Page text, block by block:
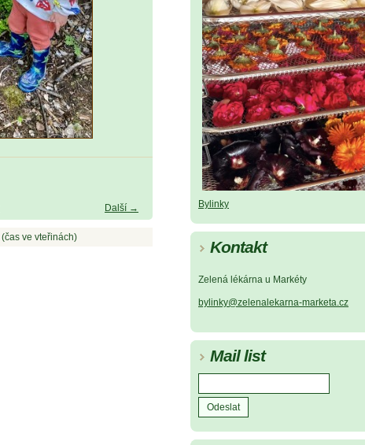
Další →
(čas ve vteřinách)
Bylinky
Kontakt
Zelená lékárna u Markéty
bylinky@zelenalekarna-marketa.cz
Mail list